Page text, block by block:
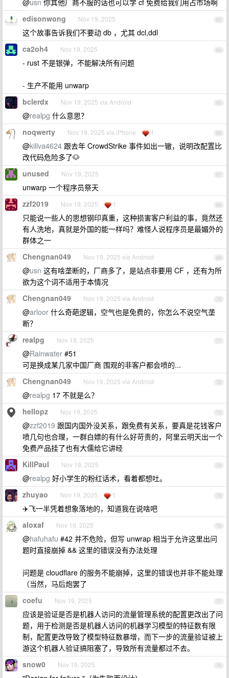
63
edisonwong Nov 19, 2025
这个故事告诉我们不要动 db ，尤其 dcl,ddl
64
ca2oh4 Nov 19, 2025
- rust 不是银弹，不能解决所有问题
- 生产不能用 unwarp
65
bclerdx Nov 19, 2025 via Android
@realpg 什么意思？
66
noqwerty Nov 19, 2025 via iPhone 1
@killva4624 跟去年 CrowdStrike 事件如出一辙，说明改配置比
改代码危险多了🐶
67
unused Nov 19, 2025
unwarp 一个程序员祭天
68
zzf2019 Nov 19, 2025 1
只能说一些人的思想钢印真重，这种损害客户利益的事，竟然还
有人洗地，真就是外国的能一样吗？难怪人说程序员是最媚外的
群体之一
69
Chengnan049 Nov 19, 2025 via Android
@usn 这有啥垄断的，厂商多了，是站点非要用 CF ，还有为所
欲为这个词不适用于本情况
70
Chengnan049 Nov 19, 2025 via Android
@arloor 什么奇葩逻辑，空气也是免费的，你怎么不说空气垄
断？
71
realpg Nov 19, 2025
@Rainwater #51
可是换成某几家中国厂商 围观的非客户都会喷的...
72
Chengnan049 Nov 19, 2025 via Android
@realpg 17 不就是么？
73
hellopz Nov 19, 2025
@zzf2019 跟国内国外没关系，跟免费有关系，要真是花钱客户
喷几句也合理，一群白嫖的有什么好苛责的，阿里云明天出一个
免费产品挂了也有大儒给它讲经
74
KillPaul Nov 19, 2025
@realpg 好小学生的粉红话术，看着都想吐。
75
zhuyao Nov 19, 2025 1
✈️飞一半凭着想象落地的，知道我在说啥吧
76
aloxaf Nov 19, 2025
@hafuhafu #42 并不危险，但写 unwrap 相当于允许这里出问
题时直接崩掉 && 这里的错误没有办法处理
问题是 cloudflare 的服务不能崩掉，这里的错误也并非不能处理
（当然，马后炮罢了
77
coefu Nov 19, 2025
应该是验证是否是机器人访问的流量管理系统的配置更改出了问
题，用于检测是否是机器人访问的机器学习模型的特征数有限
制，配置更改导致了模型特征数暴增，而下一步的流量验证被上
游这个机器人验证搞阻塞了，导致所有流量都过不去。
78
snow0 Nov 19, 2025